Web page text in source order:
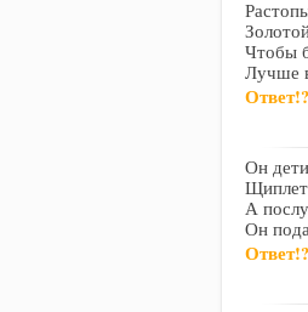
Чтобы
Лучше
Ответ!?
Он
А
Он
Ответ!?